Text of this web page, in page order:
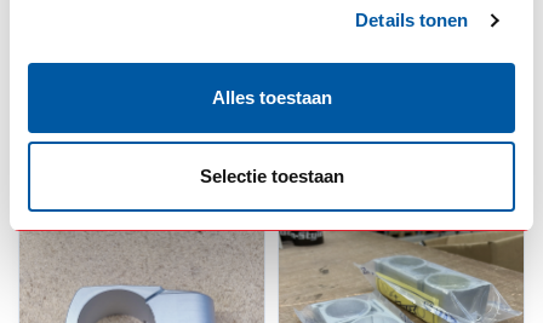
Details tonen
Alles toestaan
Selectie toestaan
Auf Lager
Frontschutzbügel
3.650,00